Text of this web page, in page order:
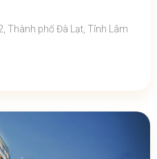
Thành phố Đà Lạt, Tỉnh Lâm